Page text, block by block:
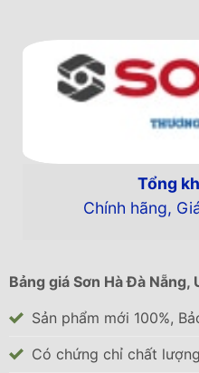
Tổng
Chính hãng,
Bảng giá Sơn Hà Đà
Sản phẩm mới 100%,
Có chứng chỉ chất